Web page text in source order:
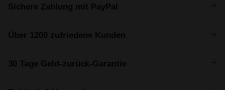
Sichere Zahlung mit PayPal
Über 1200 zufriedene Kunden
30 Tage Geld-zurück-Garantie